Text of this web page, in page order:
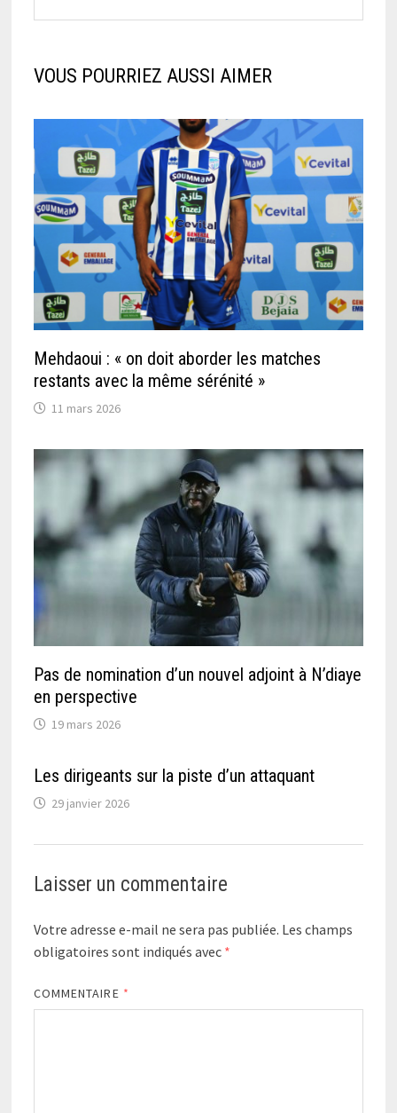
VOUS POURRIEZ AUSSI AIMER
Mehdaoui : « on doit aborder les matches
restants avec la même sérénité »
11 mars 2026
Pas de nomination d’un nouvel adjoint à N’diaye
en perspective
19 mars 2026
Les dirigeants sur la piste d’un attaquant
29 janvier 2026
Laisser un commentaire
Votre adresse e-mail ne sera pas publiée. Les champs
obligatoires sont indiqués avec *
COMMENTAIRE *